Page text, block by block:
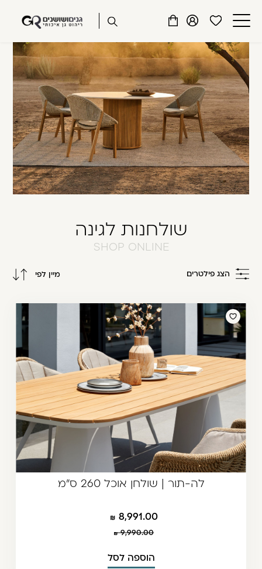
לֵב:
מֻפְעֶלֶת
מַעֲרֶכֶת
נָגִישׁ
בִּקְלִיק
הַמְּסַיַּעַת
לִנְגִישׁוּת
הָאֲתָר.
פתיחת
חלונית
עגלה
פתיחת
חלונית
משתמש
פתיחת
מועדפים
למשתמש
סגור
כבר רשומים? התחברו
זכור אותי שכחתי סיסמה
המשיכו למילוי פרטיכם ותוכלו ליהנות מהיתרונות של
משתמש רשום כבר עכשיו.
להרשמה
שולחנות לגינה
SHOP ONLINE
מיין לפי
מחיר מנמוך לגבוה
הצג פילטרים
לה-תור | שולחן אוכל 260 ס"מ
8,991.00
9,990.00
הוספה לסל